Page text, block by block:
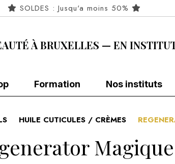
SOLDES : Jusqu'a moins 50%
À BRUXELLES — EN
Formation Nos instituts
HUILE CUTICULES / CRÈMES
Magique